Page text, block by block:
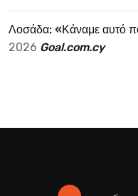
Λοσάδα: «Κάναμε αυτό
2026 Goal.com.cy